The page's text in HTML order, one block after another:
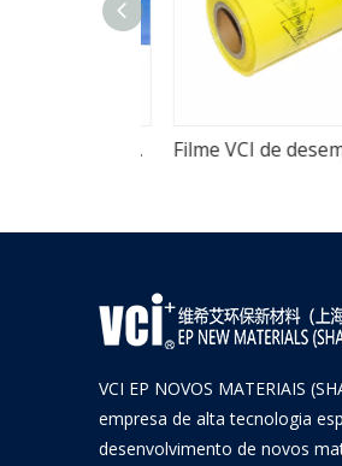
VCI EP NOVOS MATERIAIS
empresa de alta tecnologia
desenvolvimento de novos